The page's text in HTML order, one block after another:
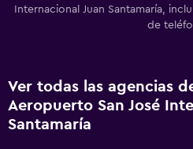
Internacional Juan Santamaría,
de
Ver todas las agencias
Aeropuerto San José
Santamaría